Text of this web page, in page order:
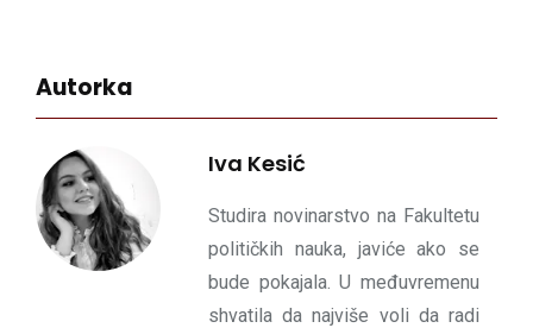
Autorka
Iva Kesić
Studira novinarstvo na Fakultetu
političkih nauka, javiće ako se
bude pokajala. U međuvremenu
shvatila da najviše voli da radi